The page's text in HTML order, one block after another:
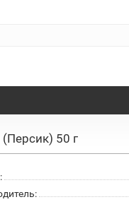
(Персик) 50 г